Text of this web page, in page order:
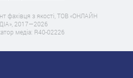
фахівця з якості, ТОВ «ОНЛАЙН
2017—2026
медіа: R40-02226